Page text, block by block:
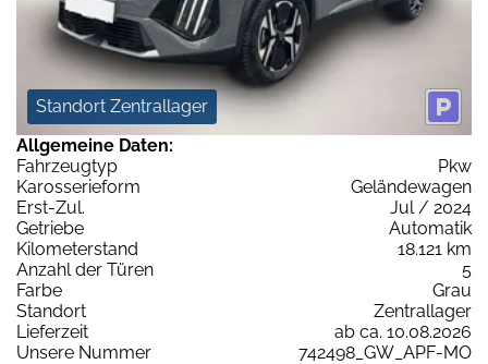
Standort Zentrallager
Allgemeine Daten:
Fahrzeugtyp
Pkw
Karosserieform
Geländewagen
Erst-Zul.
Jul / 2024
Getriebe
Automatik
Kilometerstand
18.121 km
Anzahl der Türen
5
Farbe
Grau
Standort
Zentrallager
Lieferzeit
ab ca. 10.08.2026
Unsere Nummer
742498_GW_APF-MO